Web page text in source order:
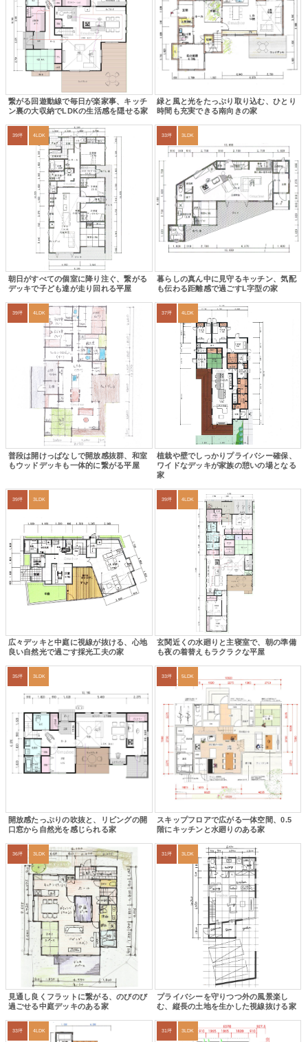
繋がる回遊動線で毎日が楽家事、キッチ
ン裏の大収納でLDKの生活感を隠せる家
緑と風と光をたっぷり取り込む、ひとり
時間も充実できる南向きの家
39坪 4LDK
朝日がすべての個室に降り注ぐ、繋がる
デッキで子ども達が走り回れる平屋
33坪 3LDK
暮らしの真ん中に見守るキッチン、気配
も伝わる距離感で過ごすL字型の家
39坪 4LDK
普段は開けっぱなしで開放感抜群、和室
もウッドデッキも一体的に繋がる平屋
37坪 4LDK
植栽や壁でしっかりプライバシー確保、
ワイドなデッキが家族の憩いの場となる
家
39坪 3LDK
広々デッキと中庭に視線が抜ける、心地
良い自然光で過ごす採光工夫の家
39坪 4LDK
玄関近くの水廻りと主寝室で、朝の準備
も夜の着替えもラクラクな平屋
35坪 3LDK
開放感たっぷりの吹抜と、リビングの開
口窓から自然光を感じられる家
33坪 5LDK
スキップフロアで広がる一体空間、0.5
階にキッチンと水廻りのある家
36坪 3LDK
見通し良くフラットに繋がる、のびのび
過ごせる中庭デッキのある家
31坪 3LDK
プライバシーを守りつつ外の風景楽し
む、縦長の土地を生かした視線抜ける家
33坪 4LDK 31坪 3LDK